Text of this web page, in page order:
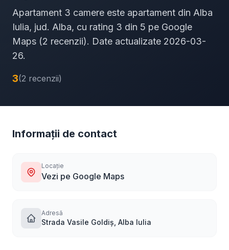
Apartament 3 camere este apartament din Alba
Iulia, jud. Alba, cu rating 3 din 5 pe Google
Maps (2 recenzii). Date actualizate 2026-03-
26.
3(2 recenzii)
Informații de contact
Locație
Vezi pe Google Maps
Adresă
Strada Vasile Goldiș, Alba Iulia